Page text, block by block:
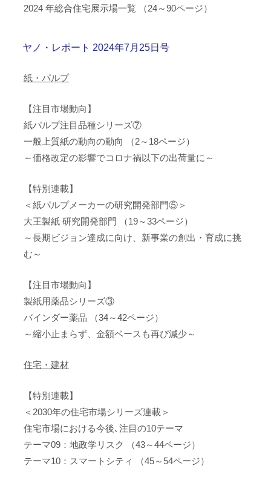
2024 年総合住宅展示場一覧 （24～90ページ）
ヤノ・レポート 2024年7月25日号
紙・パルプ
【注目市場動向】
紙パルプ注目品種シリーズ⑦
一般上質紙の動向の動向 （2～18ページ）
～価格改定の影響でコロナ禍以下の出荷量に～
【特別連載】
＜紙パルプメーカーの研究開発部門⑤＞
大王製紙 研究開発部門 （19～33ページ）
～長期ビジョン達成に向け、新事業の創出・育成に挑
む～
【注目市場動向】
製紙用薬品シリーズ③
バインダー薬品 （34～42ページ）
～縮小止まらず、金額ベースも再び減少～
住宅・建材
【特別連載】
＜2030年の住宅市場シリーズ連載＞
住宅市場における今後､注目の10テーマ
テーマ09：地政学リスク （43～44ページ）
テーマ10：スマートシティ （45～54ページ）